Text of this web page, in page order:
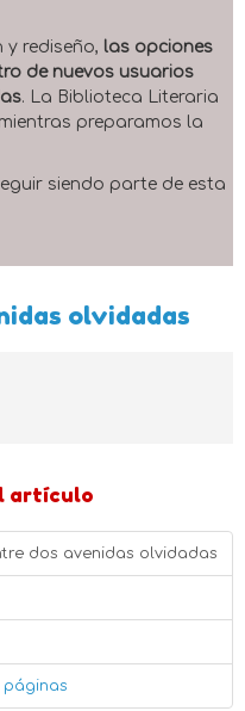
y rediseño, las opciones
de nuevos usuarios
. La Biblioteca Literaria
preparamos la
siendo parte de esta
olvidadas
artículo
dos avenidas olvidadas
páginas